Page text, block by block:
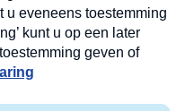
op onze
in uw